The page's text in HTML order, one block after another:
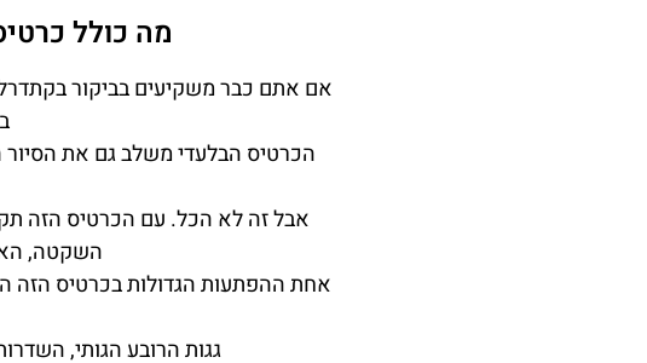
מה כולל
אם אתם כבר משקיעים בביקור
הכרטיס הבלעדי משלב גם את הסיור
אבל זה לא הכל. עם הכרטיס הזה
השקטה,
אחת ההפתעות הגדולות בכרטיס
גגות הרובע הגותי,